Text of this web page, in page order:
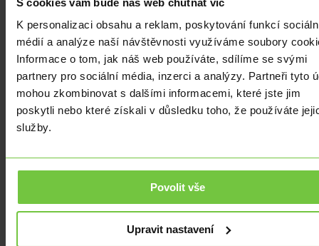
K personalizaci obsahu a reklam, poskytování funkcí
médií a analýze naší návštěvnosti využíváme soubory
Informace o tom, jak náš web používáte, sdílíme se svými
partnery pro sociální média, inzerci a analýzy. Partneři tyto
mohou zkombinovat s dalšími informacemi, které jste jim
poskytli nebo které získali v důsledku toho, že používáte
služby.
Povolit vše
Upravit nastavení
všech
podmínek
a
detailů
obchodní
transakce.
Tím
eliminují
nedorozumění